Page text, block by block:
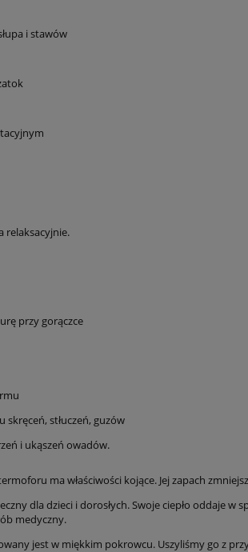
i stawów
relaksacyjnie.
przy gorączce
skręceń, stłuczeń, guzów
i ukąszeń owadów.
ma właściwości kojące. Jej zapach
dla dzieci i dorosłych. Swoje ciepło oddaje
medyczny.
jest w miękkim pokrowcu. Uszyliśmy go z